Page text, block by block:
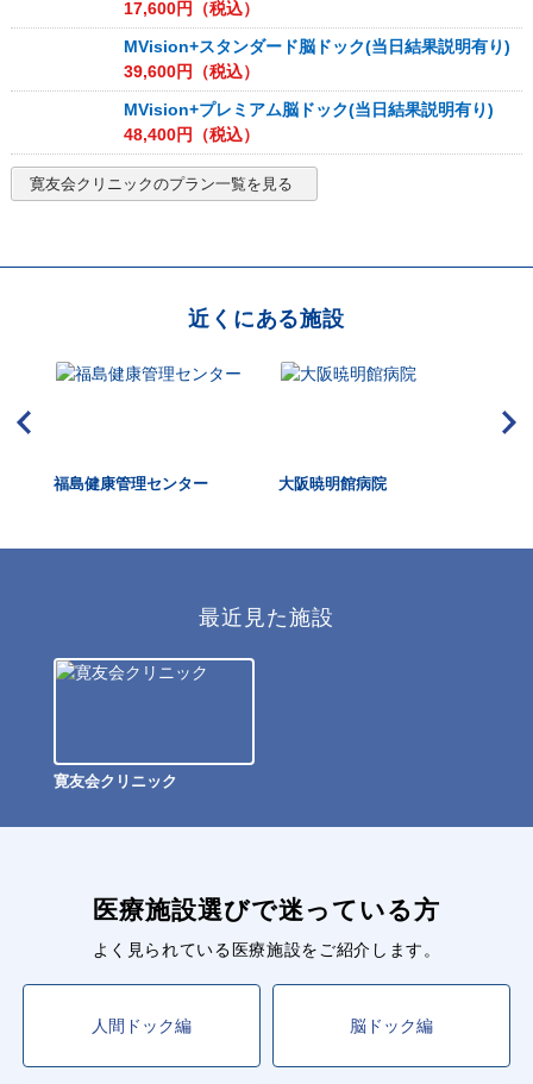
17,600円（税込）
MVision+スタンダード脳ドック(当日結果説明有り)
39,600円（税込）
MVision+プレミアム脳ドック(当日結果説明有り)
48,400円（税込）
寛友会クリニックのプラン一覧を見る
近くにある施設
福島健康管理センター 大阪暁明館病院
最近見た施設
寛友会クリニック
医療施設選びで迷っている方
よく見られている医療施設をご紹介します。
人間ドック編 脳ドック編